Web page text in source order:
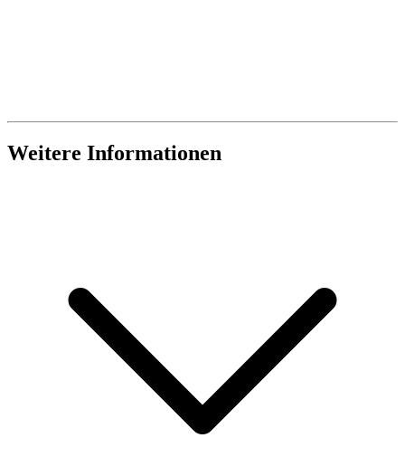
Weitere Informationen